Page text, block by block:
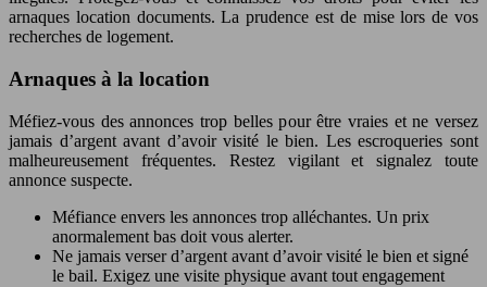
arnaques location documents. La prudence est de mise lors de vos
recherches de logement.
Arnaques à la location
Méfiez-vous des annonces trop belles pour être vraies et ne versez
jamais d’argent avant d’avoir visité le bien. Les escroqueries sont
malheureusement fréquentes. Restez vigilant et signalez toute
annonce suspecte.
Méfiance envers les annonces trop alléchantes. Un prix
anormalement bas doit vous alerter.
Ne jamais verser d’argent avant d’avoir visité le bien et signé
le bail. Exigez une visite physique avant tout engagement